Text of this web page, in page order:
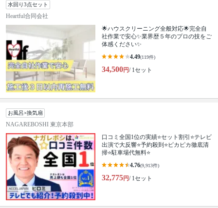
水回り3点セット
Heartful合同会社
🌟ハウスクリーニング全般対応🌟完全自
社作業で安心✨業界歴５年のプロの技をご
体感ください✨
4.49(119件)
34,500円/ 1セット
お風呂×換気扇
NAGAREBOSHI 東京本部
口コミ全国1位の実績⭐セット割引⭐テレビ
出演で大反響⭐予約殺到⭐ピカピカ徹底清
掃⭐駐車場代無料⭐
4.76(9,913件)
32,775円/ 1セット